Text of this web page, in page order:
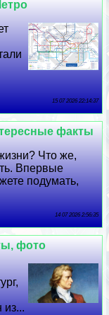
15 07 2026 22:14:37
факты
Что же,
Впервые
подумать,
14 07 2026 2:56:35
фото
из...